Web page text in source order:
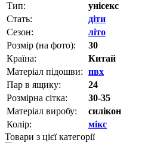
Тип:
унісекс
Стать:
діти
Сезон:
літо
Розмір (на фото):
30
Країна:
Китай
Матеріал підошви: пвх
Пар в ящику:
24
Розмірна сітка:
30-35
Матеріал виробу:
силікон
Колір:
мікс
Товари з цієї категорії